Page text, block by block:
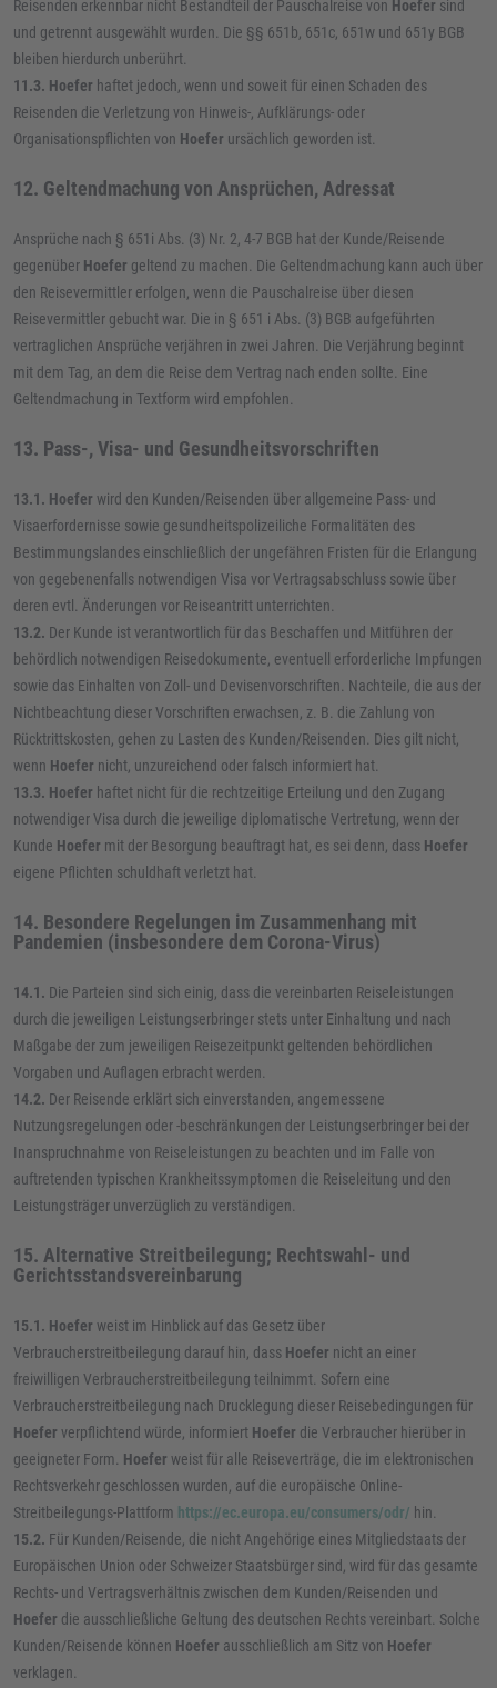
Reisenden erkennbar nicht Bestandteil der Pauschalreise von Hoefer sind
und getrennt ausgewählt wurden. Die §§ 651b, 651c, 651w und 651y BGB
bleiben hierdurch unberührt.
11.3. Hoefer haftet jedoch, wenn und soweit für einen Schaden des
Reisenden die Verletzung von Hinweis-, Aufklärungs- oder
Organisationspflichten von Hoefer ursächlich geworden ist.
12. Geltendmachung von Ansprüchen, Adressat
Ansprüche nach § 651i Abs. (3) Nr. 2, 4-7 BGB hat der Kunde/Reisende
gegenüber Hoefer geltend zu machen. Die Geltendmachung kann auch über
den Reisevermittler erfolgen, wenn die Pauschalreise über diesen
Reisevermittler gebucht war. Die in § 651 i Abs. (3) BGB aufgeführten
vertraglichen Ansprüche verjähren in zwei Jahren. Die Verjährung beginnt
mit dem Tag, an dem die Reise dem Vertrag nach enden sollte. Eine
Geltendmachung in Textform wird empfohlen.
13. Pass-, Visa- und Gesundheitsvorschriften
13.1. Hoefer wird den Kunden/Reisenden über allgemeine Pass- und
Visaerfordernisse sowie gesundheitspolizeiliche Formalitäten des
Bestimmungslandes einschließlich der ungefähren Fristen für die Erlangung
von gegebenenfalls notwendigen Visa vor Vertragsabschluss sowie über
deren evtl. Änderungen vor Reiseantritt unterrichten.
13.2. Der Kunde ist verantwortlich für das Beschaffen und Mitführen der
behördlich notwendigen Reisedokumente, eventuell erforderliche Impfungen
sowie das Einhalten von Zoll- und Devisenvorschriften. Nachteile, die aus der
Nichtbeachtung dieser Vorschriften erwachsen, z. B. die Zahlung von
Rücktrittskosten, gehen zu Lasten des Kunden/Reisenden. Dies gilt nicht,
wenn Hoefer nicht, unzureichend oder falsch informiert hat.
13.3. Hoefer haftet nicht für die rechtzeitige Erteilung und den Zugang
notwendiger Visa durch die jeweilige diplomatische Vertretung, wenn der
Kunde Hoefer mit der Besorgung beauftragt hat, es sei denn, dass Hoefer
eigene Pflichten schuldhaft verletzt hat.
14. Besondere Regelungen im Zusammenhang mit
Pandemien (insbesondere dem Corona-Virus)
14.1. Die Parteien sind sich einig, dass die vereinbarten Reiseleistungen
durch die jeweiligen Leistungserbringer stets unter Einhaltung und nach
Maßgabe der zum jeweiligen Reisezeitpunkt geltenden behördlichen
Vorgaben und Auflagen erbracht werden.
14.2. Der Reisende erklärt sich einverstanden, angemessene
Nutzungsregelungen oder -beschränkungen der Leistungserbringer bei der
Inanspruchnahme von Reiseleistungen zu beachten und im Falle von
auftretenden typischen Krankheitssymptomen die Reiseleitung und den
Leistungsträger unverzüglich zu verständigen.
15. Alternative Streitbeilegung; Rechtswahl- und
Gerichtsstandsvereinbarung
15.1. Hoefer weist im Hinblick auf das Gesetz über
Verbraucherstreitbeilegung darauf hin, dass Hoefer nicht an einer
freiwilligen Verbraucherstreitbeilegung teilnimmt. Sofern eine
Verbraucherstreitbeilegung nach Drucklegung dieser Reisebedingungen für
Hoefer verpflichtend würde, informiert Hoefer die Verbraucher hierüber in
geeigneter Form. Hoefer weist für alle Reiseverträge, die im elektronischen
Rechtsverkehr geschlossen wurden, auf die europäische Online-
Streitbeilegungs-Plattform https://ec.europa.eu/consumers/odr/ hin.
15.2. Für Kunden/Reisende, die nicht Angehörige eines Mitgliedstaats der
Europäischen Union oder Schweizer Staatsbürger sind, wird für das gesamte
Rechts- und Vertragsverhältnis zwischen dem Kunden/Reisenden und
Hoefer die ausschließliche Geltung des deutschen Rechts vereinbart. Solche
Kunden/Reisende können Hoefer ausschließlich am Sitz von Hoefer
verklagen.